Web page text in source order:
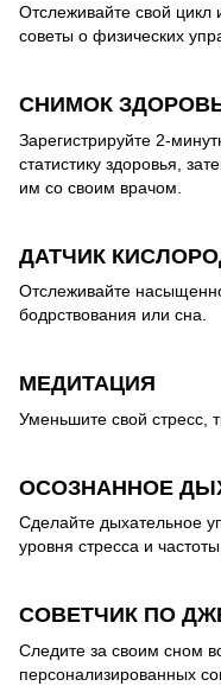
Отслеживайте свой цикл
советы о физических
СНИМОК
Зарегистрируйте 2-
статистику здоровья,
им со своим врачом.
ДАТЧИК
Отслеживайте
бодрствования или сна.
МЕДИТАЦИЯ
Уменьшите свой стресс,
ОСОЗНАННОЕ
Сделайте дыхательное
уровня стресса и
СОВЕТЧИК ПО
Следите за своим сном
персонализированных